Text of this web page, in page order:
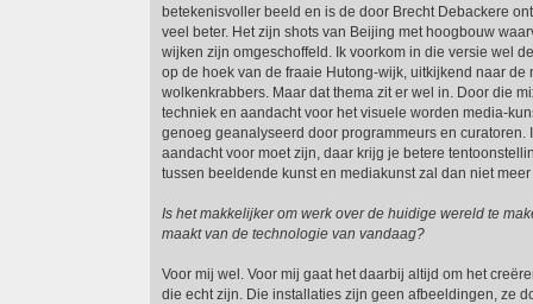
betekenisvoller beeld en is de door Brecht Debackere
veel beter. Het zijn shots van Beijing met hoogbouw
wijken zijn omgeschoffeld. Ik voorkom in die versie wel
op de hoek van de fraaie Hutong-wijk, uitkijkend naar de
wolkenkrabbers. Maar dat thema zit er wel in. Door die
techniek en aandacht voor het visuele worden media-
genoeg geanalyseerd door programmeurs en curatoren.
aandacht voor moet zijn, daar krijg je betere
tussen beeldende kunst en mediakunst zal dan niet
Is het makkelijker om werk over de huidige wereld te
maakt van de technologie van vandaag?
Voor mij wel. Voor mij gaat het daarbij altijd om het
die echt zijn. Die installaties zijn geen afbeeldingen, ze